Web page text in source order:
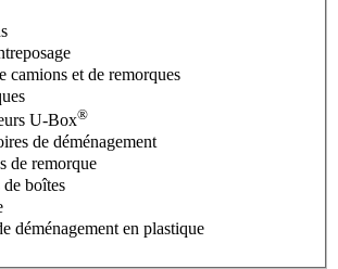
camions et de remorques
U-Box®
de déménagement
de remorque
boîtes
déménagement en plastique